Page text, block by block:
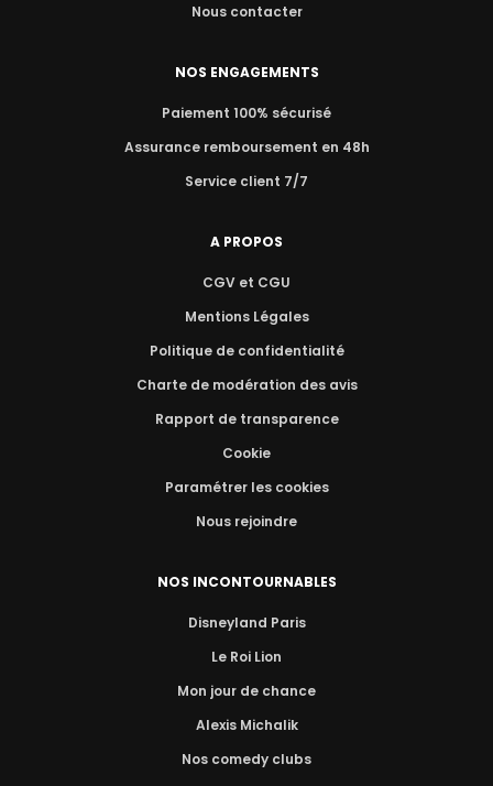
Nous contacter
NOS ENGAGEMENTS
Paiement 100% sécurisé
Assurance remboursement en 48h
Service client 7/7
A PROPOS
CGV et CGU
Mentions Légales
Politique de confidentialité
Charte de modération des avis
Rapport de transparence
Cookie
Paramétrer les cookies
Nous rejoindre
NOS INCONTOURNABLES
Disneyland Paris
Le Roi Lion
Mon jour de chance
Alexis Michalik
Nos comedy clubs